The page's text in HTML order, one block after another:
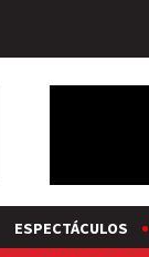
ESPECTÁCULOS